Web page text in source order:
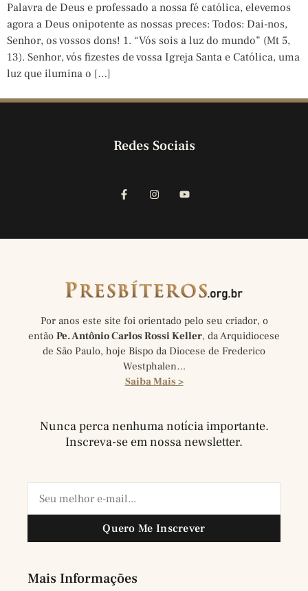
Palavra de Deus e professado a nossa fé católica, elevemos
agora a Deus onipotente as nossas preces: Todos: Dai-nos,
Senhor, os vossos dons! 1. “Vós sois a luz do mundo” (Mt 5,
13). Senhor, vós fizestes de vossa Igreja Santa e Católica, uma
luz que ilumina o […]
Redes Sociais
Por anos este site foi orientado pelo seu criador, o
então Pe. Antônio Carlos Rossi Keller, da Arquidiocese
de São Paulo, hoje Bispo da Diocese de Frederico
Westphalen…
Saiba Mais >
Nunca perca nenhuma notícia importante.
Inscreva-se em nossa newsletter.
Quero Me Inscrever
Mais Informações